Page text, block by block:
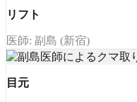
リフト
医師: 副島 (新宿)
目元